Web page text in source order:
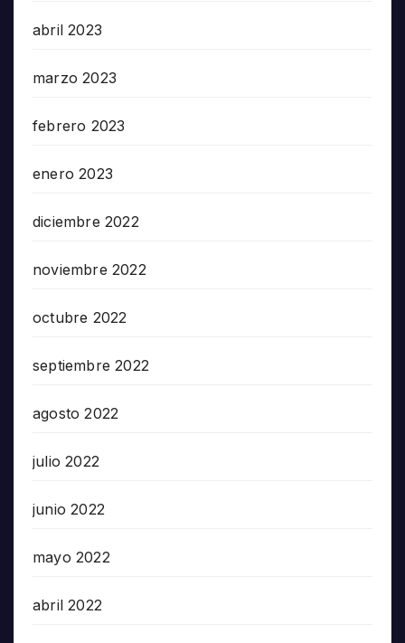
abril 2023
marzo 2023
febrero 2023
enero 2023
diciembre 2022
noviembre 2022
octubre 2022
septiembre 2022
agosto 2022
julio 2022
junio 2022
mayo 2022
abril 2022